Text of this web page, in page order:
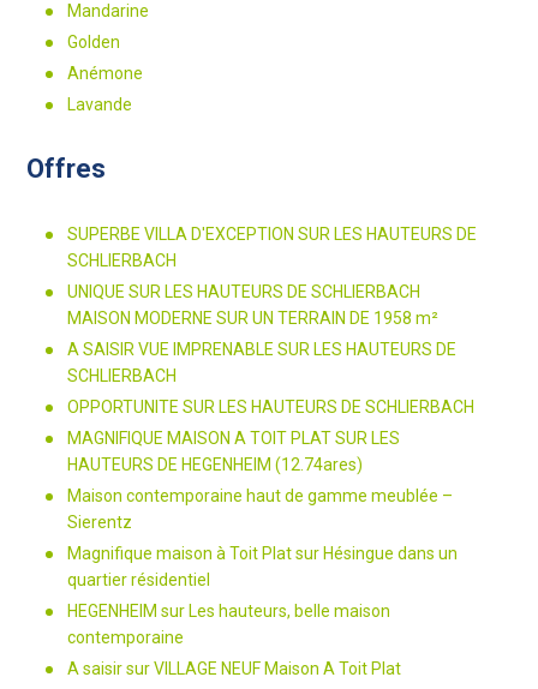
Mandarine
Golden
Anémone
Lavande
Offres
SUPERBE VILLA D'EXCEPTION SUR LES HAUTEURS DE
SCHLIERBACH
UNIQUE SUR LES HAUTEURS DE SCHLIERBACH
MAISON MODERNE SUR UN TERRAIN DE 1958 m²
A SAISIR VUE IMPRENABLE SUR LES HAUTEURS DE
SCHLIERBACH
OPPORTUNITE SUR LES HAUTEURS DE SCHLIERBACH
MAGNIFIQUE MAISON A TOIT PLAT SUR LES
HAUTEURS DE HEGENHEIM (12.74ares)
Maison contemporaine haut de gamme meublée –
Sierentz
Magnifique maison à Toit Plat sur Hésingue dans un
quartier résidentiel
HEGENHEIM sur Les hauteurs, belle maison
contemporaine
A saisir sur VILLAGE NEUF Maison A Toit Plat